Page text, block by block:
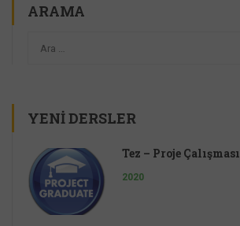
ARAMA
YENI DERSLER
Tez – Proje Çalışması
2020